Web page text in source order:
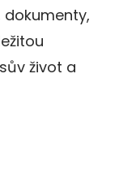
život a